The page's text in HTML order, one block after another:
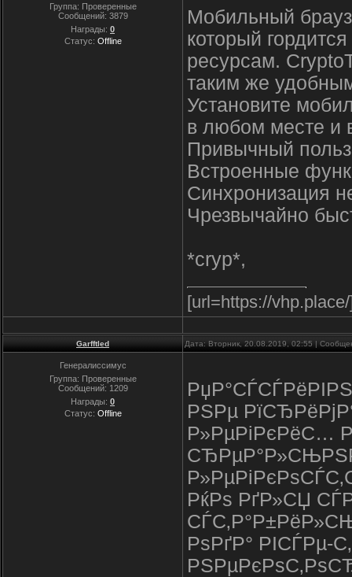
Группа: Проверенные
Сообщений: 3879
Награды: 0
Статус: Offline
Мобильный
который
ресурсам.
таким же
Установите
в любом месте и
Привычный
Встроенные
Синхронизация
Чрезвычайно
*cryp*,
[url=https://
Garfftled Дата: Вторник, 20.08.2019, 02:55 |
Генералиссимус
Группа: Проверенные
Сообщений: 1209
Награды: 0
Статус: Offline
РЅРµ
Р»РµРіРєРёС…
РќРѕ РґР»СЏ
РѕРґР° РІСЃРµ-